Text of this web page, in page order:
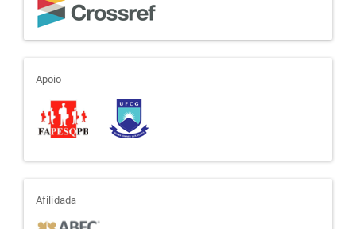
apoio
Apoio
afiliada
Afilidada